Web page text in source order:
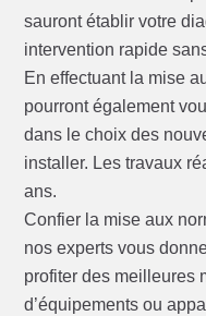
sauront établir votre
intervention rapide
En effectuant la mise
pourront également
dans le choix des
installer. Les travaux
ans.
Confier la mise aux
nos experts vous
profiter des meilleures
d’équipements ou